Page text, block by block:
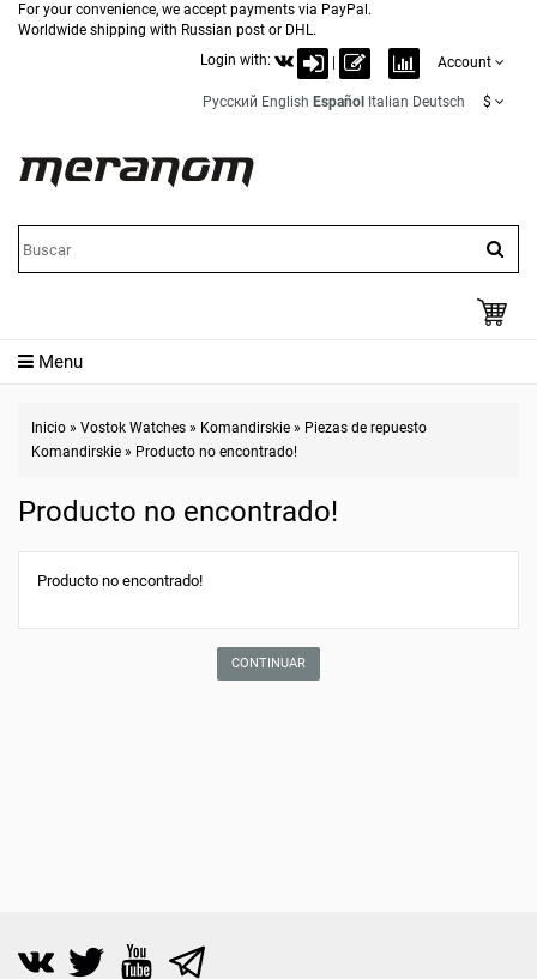
For your convenience, we accept payments via PayPal.
Worldwide shipping with Russian post or DHL.
Login with:
Account
Русский English Español Italian Deutsch $
Menu
Inicio » Vostok Watches » Komandirskie » Piezas de repuesto
Komandirskie » Producto no encontrado!
Producto no encontrado!
Producto no encontrado!
CONTINUAR